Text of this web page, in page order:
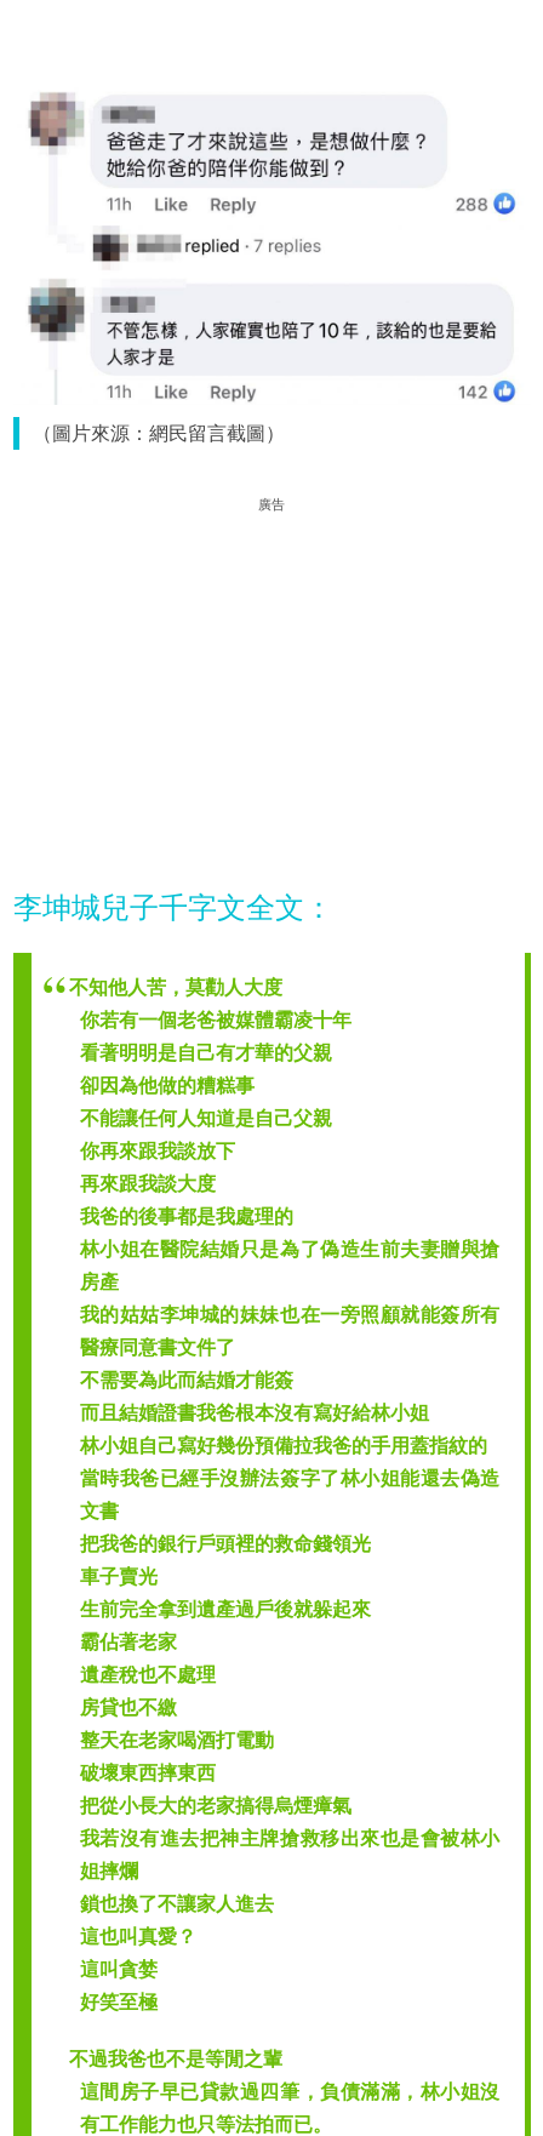
（圖片來源：網民留言截圖）
廣告
李坤城兒子千字文全文：
不知他人苦，莫勸人大度
你若有一個老爸被媒體霸凌十年
看著明明是自己有才華的父親
卻因為他做的糟糕事
不能讓任何人知道是自己父親
你再來跟我談放下
再來跟我談大度
我爸的後事都是我處理的
林小姐在醫院結婚只是為了偽造生前夫妻贈與搶
房產
我的姑姑李坤城的妹妹也在一旁照顧就能簽所有
醫療同意書文件了
不需要為此而結婚才能簽
而且結婚證書我爸根本沒有寫好給林小姐
林小姐自己寫好幾份預備拉我爸的手用蓋指紋的
當時我爸已經手沒辦法簽字了林小姐能還去偽造
文書
把我爸的銀行戶頭裡的救命錢領光
車子賣光
生前完全拿到遺產過戶後就躲起來
霸佔著老家
遺產稅也不處理
房貸也不繳
整天在老家喝酒打電動
破壞東西摔東西
把從小長大的老家搞得烏煙瘴氣
我若沒有進去把神主牌搶救移出來也是會被林小
姐摔爛
鎖也換了不讓家人進去
這也叫真愛？
這叫貪婪
好笑至極
不過我爸也不是等閒之輩
這間房子早已貸款過四筆，負債滿滿，林小姐沒
有工作能力也只等法拍而已。